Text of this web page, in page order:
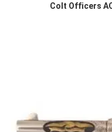
Colt Officers